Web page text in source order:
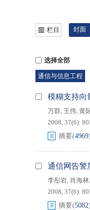
栏目 封面
选择全部
通信与信息工程
模糊支持向
万群, 王伟, 黄
2008, 37(6):
摘要(4969)
通信网告警
李彤岩, 肖海林,
2008, 37(6):
摘要(5082)